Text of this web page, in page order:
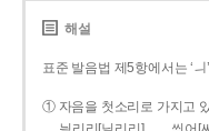
해설
표준 발음법 제5항에서는 ‘
① 자음을 첫소리로 가지고